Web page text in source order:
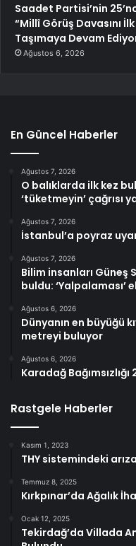
Saadet Partisi’nin
“Millî Görüş Davasını
Taşımaya Devam
Ağustos 6, 2026
En Güncel Haberler
Ağustos 7, 2026
O balıklarda ilk kez
‘tüketmeyin’ çağrısı
Ağustos 7, 2026
İstanbul’a poyraz
Ağustos 7, 2026
Bilim insanları Güneş
buldu: ‘Yalpalaması’
Ağustos 6, 2026
Dünyanın en büyüğü
metreyi buluyor
Ağustos 6, 2026
Karadağ Bağımsızlığı
Rastgele Haberler
Kasım 1, 2023
THY sistemindeki
Temmuz 8, 2025
Kırkpınar’da Ağalık
Ocak 12, 2025
Tekirdağ’da Villada